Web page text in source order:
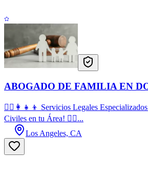
ABOGADO DE FAMILIA EN
👨‍⚖️👩‍👧‍👦 Servicios Legales
Civiles en tu Área! 👨‍⚖...
Los Angeles, CA